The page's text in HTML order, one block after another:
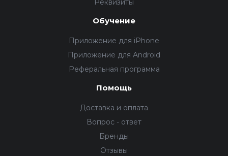
Реквизиты
Обучение
Приложение для iPhone
Приложение для Android
Реферальная программа
Помощь
Доставка и оплата
Вопрос - ответ
Бренды
Отзывы